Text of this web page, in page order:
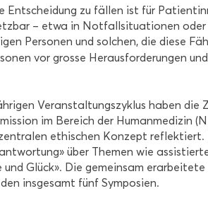
Ent­schei­dung zu fäl­len ist für
– etwa in Not­fall­si­tua­tio­nen oder
Per­so­nen und sol­chen, die diese
vor gros­se Her­aus­for­de­run­gen
Ver­an­stal­tungs­zy­klus haben
im Be­reich der Hu­man­me­di­zin
ethi­schen Kon­zept
über The­men wie
und Glück». Die ge­mein­sam
ins­ge­samt fünf Sym­po­si­en.